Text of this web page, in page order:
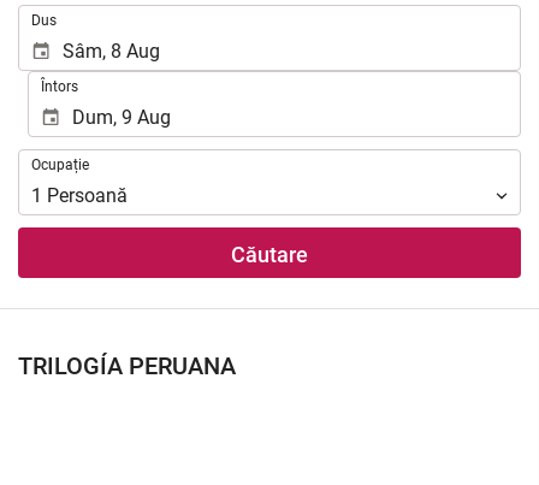
Dus
Întors
Ocupație
Ocupație
1 Persoană
Căutare
TRILOGÍA PERUANA